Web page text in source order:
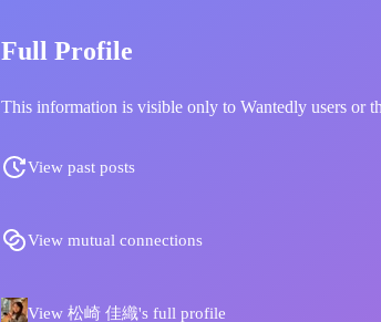
Full Profile
This information is visible only to Wantedly users or
View past posts
View mutual connections
View 松崎 佳織's full profile